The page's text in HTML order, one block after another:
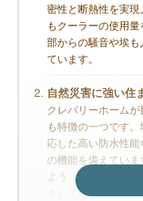
密性と断熱性を実
もクーラーの使用
部からの騒音や埃
ています。
自然災害に強い住
クレバリーホーム
も特徴の一つです
応した高い防水性
の機能を備えてい
よう、全熱交換型
キレイにする「シ